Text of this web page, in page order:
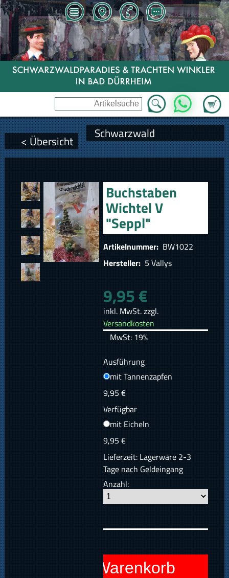
Zum
WhatsApp
< Übersicht Schwarzwald
Buchstaben
Wichtel V
"Seppl"
Artikelnummer: BW1022
Hersteller: 5 Vallys
9,95 €
inkl. MwSt. zzgl.
Versandkosten
MwSt: 19%
Ausführung
mit Tannenzapfen
9,95 €
Verfügbar
mit Eicheln
9,95 €
Lieferzeit: Lagerware 2-3
Tage nach Geldeingang
Anzahl:
In den Warenkorb